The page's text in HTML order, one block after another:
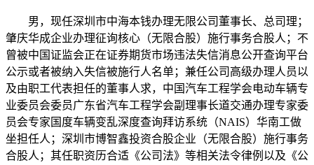
男，现任深圳市中海本钱办理无限公司董事长、总司理；
肇庆华成企业办理征询核心（无限合股）施行事务合股人；不
曾被中国证监会正在证券期货市场违法失信消息公开查询平台
公示或者被纳入失信被施行人名单；兼任公司高级办理人员以
及由职工代表担任的董事人求，中国汽车工程学会电动车辆专
业委员会委员广东省汽车工程学会副理事长道交通办理专家委
员会专家国度车辆变乱深度查询拜访系统（NAIS）华南工做
坐担任人；深圳市博智鑫投资合股企业（无限合股）施行事务
合股人；其任职资历合适《公司法》等相关法令律例以及《公